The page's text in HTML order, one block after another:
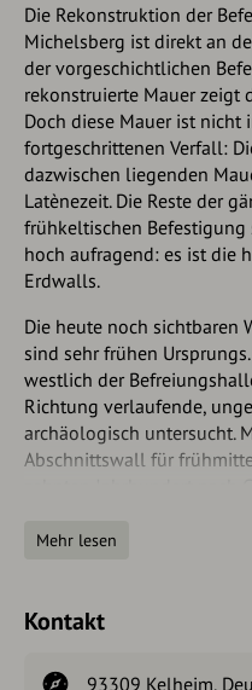
Die Rekonstruktion der
Michelsberg ist direkt an
der vorgeschichtlichen
rekonstruierte Mauer zeigt
Doch diese Mauer ist
fortgeschrittenen Verfall:
dazwischen liegenden
Latènezeit. Die Reste der
frühkeltischen
hoch aufragend: es ist die
Erdwalls.
Die heute noch sichtbaren
sind sehr frühen
westlich der
Richtung verlaufende,
archäologisch untersucht.
Abschnittswall für
Die Grabungen aber
stehenden
nachweisen. Eine darüber
Mehr lesen
Kontakt
93309 Kelheim,